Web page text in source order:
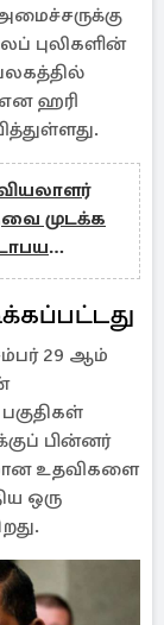
புலிகளின்
என ஹரி
முடக்க
29 ஆம்
பின்னர்
உதவிகளை
ஒரு